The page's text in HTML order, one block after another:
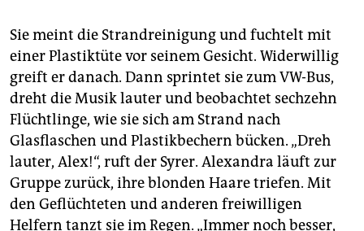
Sie meint die Strandreinigung und fuchtelt mit
einer Plastiktüte vor seinem Gesicht. Widerwillig
greift er danach. Dann sprintet sie zum VW-Bus,
dreht die Musik lauter und beobachtet sechzehn
Flüchtlinge, wie sie sich am Strand nach
Glasflaschen und Plastikbechern bücken. „Dreh
lauter, Alex!“, ruft der Syrer. Alexandra läuft zur
Gruppe zurück, ihre blonden Haare triefen. Mit
den Geflüchteten und anderen freiwilligen
Helfern tanzt sie im Regen. „Immer noch besser,